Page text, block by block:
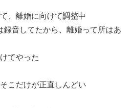
、離婚に向けて調整中
録音してたから、離婚って所はあ
てやった
こだけが正直しんどい